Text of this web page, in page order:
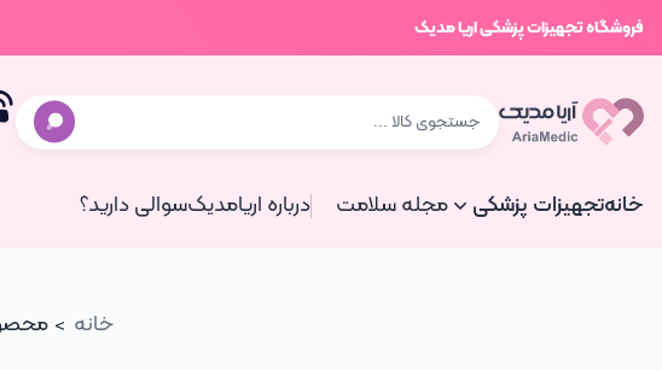
فروشگاه تجهیزات پزشکی اریا مدیک
خانهتجهیزات پزشکی مجله سلامت درباره اریامدیکسوالی دارید؟
خانه